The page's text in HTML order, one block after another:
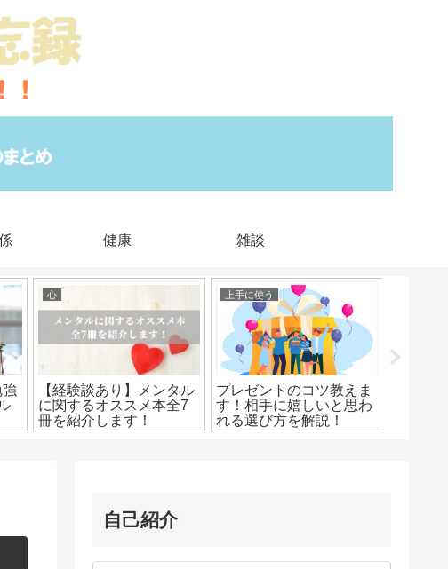
健康 雑談
心
【経験談あり】メンタル
に関するオススメ本全7
冊を紹介します！
上手に使う
プレゼントのコツ教えま
す！相手に嬉しいと思わ
れる選び方を解説！
自己紹介